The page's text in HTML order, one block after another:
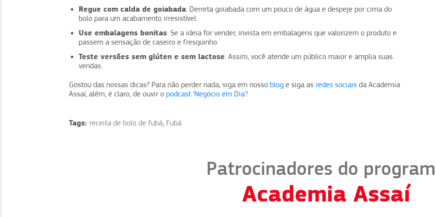
Regue com calda de goiabada: Derreta goiabada com um pouco de água e despeje por cima do
bolo para um acabamento irresistível.
Use embalagens bonitas: Se a ideia for vender, invista em embalagens que valorizem o produto e
passem a sensação de caseiro e fresquinho.
Teste versões sem glúten e sem lactose: Assim, você atende um público maior e amplia suas
vendas.
Gostou das nossas dicas? Para não perder nada, siga em nosso blog e siga as redes sociais da Academia
Assaí, além, é claro, de ouvir o podcast ‘Negócio em Dia’!
Tags: receita de bolo de fubá, Fubá
Patrocinadores do
Academia Assaí